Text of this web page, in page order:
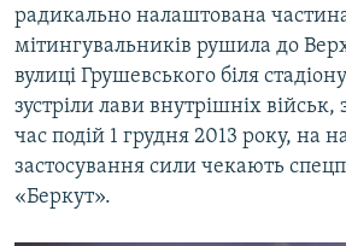
радикально налаштована
мітингувальників рушила до
вулиці Грушевського біля
зустріли лави внутрішніх військ,
час подій 1 грудня 2013 року, на
застосування сили чекають
«Беркут».